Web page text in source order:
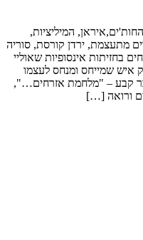
המיליציות,
מתעצמת, ירדן קורסת, סוריה
בחזיתות אינסופיות שאוליי
איש שמייחס ומנחס לעצמו
קבע – "מלחמת אזרחים…",
ורואה […]